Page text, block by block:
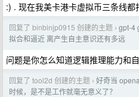
:) . 现在我美卡港卡虚拟币三条线
回复了 binbinjp0915 创建的主题 › gpt-4
拟合和逼近 离产生自主意识还有多远
问题是你怎么知道逻辑推理能力和
回复了 tool2d 创建的主题 › 好奇当
时候，是不是工作就毫无意义了？